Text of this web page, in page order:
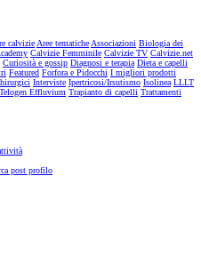
calvizieAree tematicheAssociazioni Biologia dei
Calvizie Femminile Calvizie TV Calvizie.net
Curiosità e gossip Diagnosi e terapia Dieta e capelli
Featured Forfora e Pidocchi I migliori prodotti
Interviste Ipertricosi/Irsutismo Isolinea LLLT
Telogen Effluvium Trapianto di capelli Trattamenti
post profilo